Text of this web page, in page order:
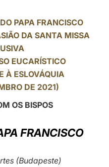
POLSKI
العربيّة
中文
LATINE
PAPA FRANCISCO
DA SANTA MISSA
EUCARÍSTICO
À ESLOVÁQUIA
DE 2021)
OS BISPOS
FRANCISCO
(Budapeste)